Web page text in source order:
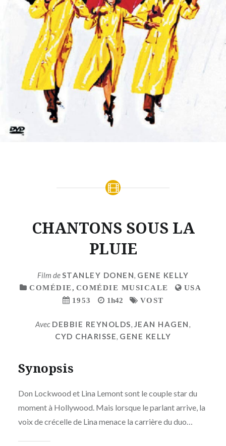
CHANTONS SOUS LA
PLUIE
Film deSTANLEY DONEN, GENE KELLY
COMÉDIE, COMÉDIE MUSICALE
USA
1953
1h42 VOST
Avec DEBBIE REYNOLDS, JEAN HAGEN,
CYD CHARISSE, GENE KELLY
Synopsis
Don Lockwood et Lina Lemont sont le couple star du
moment à Hollywood. Mais lorsque le parlant arrive, la
voix de crécelle de Lina menace la carrière du duo…